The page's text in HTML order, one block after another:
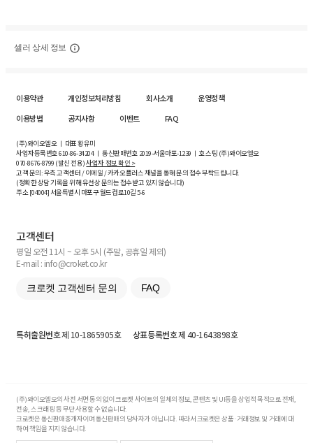
셀러 상세 정보
이용약관 개인정보처리방침 회사소개
운영정책
이용방법
공지사항 이벤트 FAQ
(주)와이오엘오 ㅣ 대표 황유미
사업자등록번호610-86-34204ㅣ 통신판매번호 2019-서울마포-1239 ㅣ 호스팅 (주)와이오엘오
070-8676-8799 (발신 전용)사업자 정보 확인 >
고객 문의: 우측 고객센터 / 이메일 / 카카오플러스 채널을 통해 문의 접수 부탁드립니다.
(정확한 상담 기록을 위해 유선상 문의는 접수받고 있지 않습니다)
주소 [04004] 서울특별시 마포구 월드컵로10길5-6
고객센터
평일 오전 11시 ~ 오후 5시 (주말, 공휴일 제외)
E-mail : info@croket.co.kr
크로켓 고객센터 문의 FAQ
특허출원번호제 10-1865905호 상표등록번호제 40-1643898호
(주)와이오엘오의 사전 서면 동의 없이 크로켓 사이트의 일체의 정보, 콘텐츠 및 UI등을 상업적 목적으로 전재,
전송, 스크래핑 등 무단 사용할 수 없습니다.
크로켓은 통신판매중개자이며 통신판매의 당사자가 아닙니다. 따라서 크로켓은 상품·거래정보 및 거래에 대
하여 책임을 지지 않습니다.